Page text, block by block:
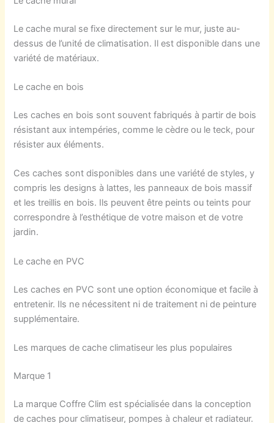
Le cache mural se fixe directement sur le mur, juste au-
dessus de l’unité de climatisation. Il est disponible dans une
variété de matériaux.
Le cache en bois
Les caches en bois sont souvent fabriqués à partir de bois
résistant aux intempéries, comme le cèdre ou le teck, pour
résister aux éléments.
Ces caches sont disponibles dans une variété de styles, y
compris les designs à lattes, les panneaux de bois massif
et les treillis en bois. Ils peuvent être peints ou teints pour
correspondre à l’esthétique de votre maison et de votre
jardin.
Le cache en PVC
Les caches en PVC sont une option économique et facile à
entretenir. Ils ne nécessitent ni de traitement ni de peinture
supplémentaire.
Les marques de cache climatiseur les plus populaires
Marque 1
La marque Coffre Clim est spécialisée dans la conception
de caches pour climatiseur, pompes à chaleur et radiateur.